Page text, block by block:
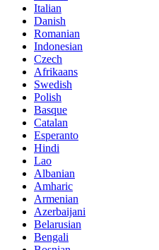
Italian
Danish
Romanian
Indonesian
Czech
Afrikaans
Swedish
Polish
Basque
Catalan
Esperanto
Hindi
Lao
Albanian
Amharic
Armenian
Azerbaijani
Belarusian
Bengali